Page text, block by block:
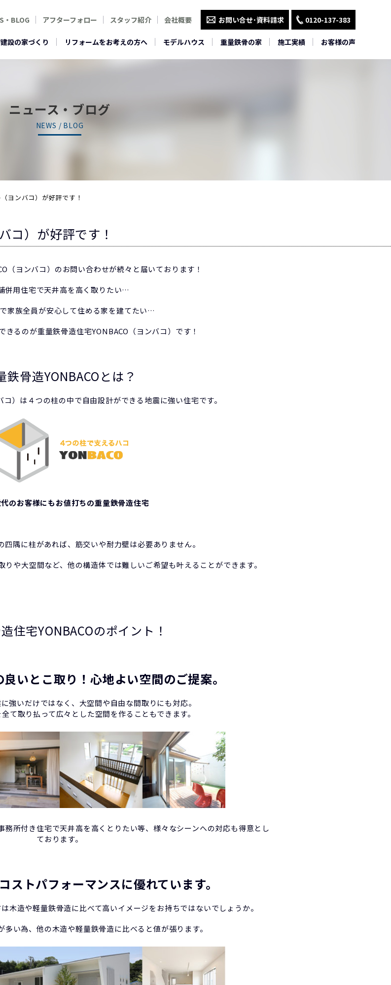
・BLOG アフターフォロー スタッフ紹介 会社概要 お問い合せ･資料請求 0120-137-383
設の家づくり リフォームをお考えの方へ モデルハウス 重量鉄骨の家 施工実績 お客様の声
ニュース・ブログ
NEWS / BLOG
ヨンバコ）が好評です！
コ）が好評です！
（ヨンバコ）のお問い合わせが続々と届いております！
併用住宅で天井高を高く取りたい…
家族全員が安心して住める家を建てたい…
きるのが重量鉄骨造住宅YONBACO（ヨンバコ）です！
鉄骨造YONBACOとは？
）は４つの柱の中で自由設計ができる地震に強い住宅です。
のお客様にもお値打ちの重量鉄骨造住宅
四隅に柱があれば、筋交いや耐力壁は必要ありません。
や大空間など、他の構造体では難しいご希望も叶えることができます。
住宅YONBACOのポイント！
いとこ取り！心地よい空間のご提案。
強いだけではなく、大空間や自由な間取りにも対応。
て取り払って広々とした空間を作ることもできます。
所付き住宅で天井高を高くとりたい等、様々なシーンへの対応も得意とし
ております。
トパフォーマンスに優れています。
木造や軽量鉄骨造に比べて高いイメージをお持ちではないでしょうか。
い為、他の木造や軽量鉄骨造に比べると値が張ります。